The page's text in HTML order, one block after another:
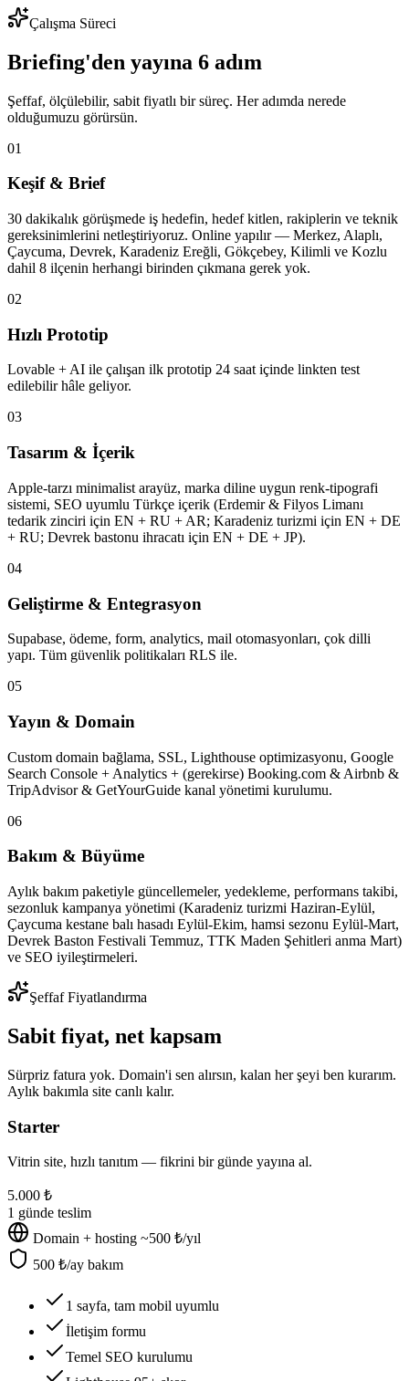
Çalışma Süreci
Briefing'den yayına 6 adım
Şeffaf, ölçülebilir, sabit fiyatlı bir süreç. Her adımda nerede
olduğumuzu görürsün.
01
Keşif & Brief
30 dakikalık görüşmede iş hedefin, hedef kitlen, rakiplerin ve teknik
gereksinimlerini netleştiriyoruz. Online yapılır — Merkez, Alaplı,
Çaycuma, Devrek, Karadeniz Ereğli, Gökçebey, Kilimli ve Kozlu
dahil 8 ilçenin herhangi birinden çıkmana gerek yok.
02
Hızlı Prototip
Lovable + AI ile çalışan ilk prototip 24 saat içinde linkten test
edilebilir hâle geliyor.
03
Tasarım & İçerik
Apple-tarzı minimalist arayüz, marka diline uygun renk-tipografi
sistemi, SEO uyumlu Türkçe içerik (Erdemir & Filyos Limanı
tedarik zinciri için EN + RU + AR; Karadeniz turizmi için EN + DE
+ RU; Devrek bastonu ihracatı için EN + DE + JP).
04
Geliştirme & Entegrasyon
Supabase, ödeme, form, analytics, mail otomasyonları, çok dilli
yapı. Tüm güvenlik politikaları RLS ile.
05
Yayın & Domain
Custom domain bağlama, SSL, Lighthouse optimizasyonu, Google
Search Console + Analytics + (gerekirse) Booking.com & Airbnb &
TripAdvisor & GetYourGuide kanal yönetimi kurulumu.
06
Bakım & Büyüme
Aylık bakım paketiyle güncellemeler, yedekleme, performans takibi,
sezonluk kampanya yönetimi (Karadeniz turizmi Haziran-Eylül,
Çaycuma kestane balı hasadı Eylül-Ekim, hamsi sezonu Eylül-Mart,
Devrek Baston Festivali Temmuz, TTK Maden Şehitleri anma Mart)
ve SEO iyileştirmeleri.
Şeffaf Fiyatlandırma
Sabit fiyat, net kapsam
Sürpriz fatura yok. Domain'i sen alırsın, kalan her şeyi ben kurarım.
Aylık bakımla site canlı kalır.
Starter
Vitrin site, hızlı tanıtım — fikrini bir günde yayına al.
5.000 ₺
1 günde teslim
Domain + hosting ~500 ₺/yıl
500 ₺/ay bakım
1 sayfa, tam mobil uyumlu
İletişim formu
Temel SEO kurulumu